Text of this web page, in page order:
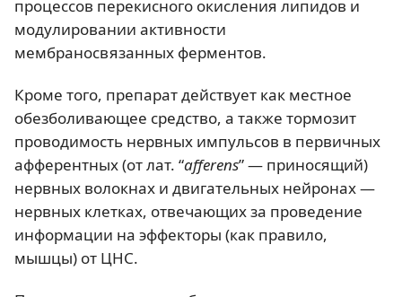
процессов перекисного окисления липидов и
модулировании активности
мембраносвязанных ферментов.
Кроме того, препарат действует как местное
обезболивающее средство, а также тормозит
проводимость нервных импульсов в первичных
афферентных (от лат. “afferens” — приносящий)
нервных волокнах и двигательных нейронах —
нервных клетках, отвечающих за проведение
информации на эффекторы (как правило,
мышцы) от ЦНС.